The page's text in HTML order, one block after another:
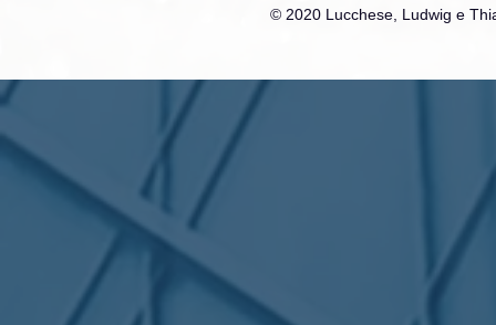
© 2020 Lucchese, Ludwig e